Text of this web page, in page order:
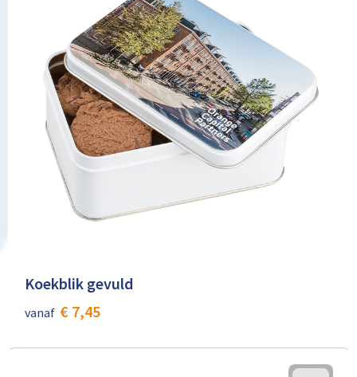
Koekblik gevuld
vanaf € 7,45